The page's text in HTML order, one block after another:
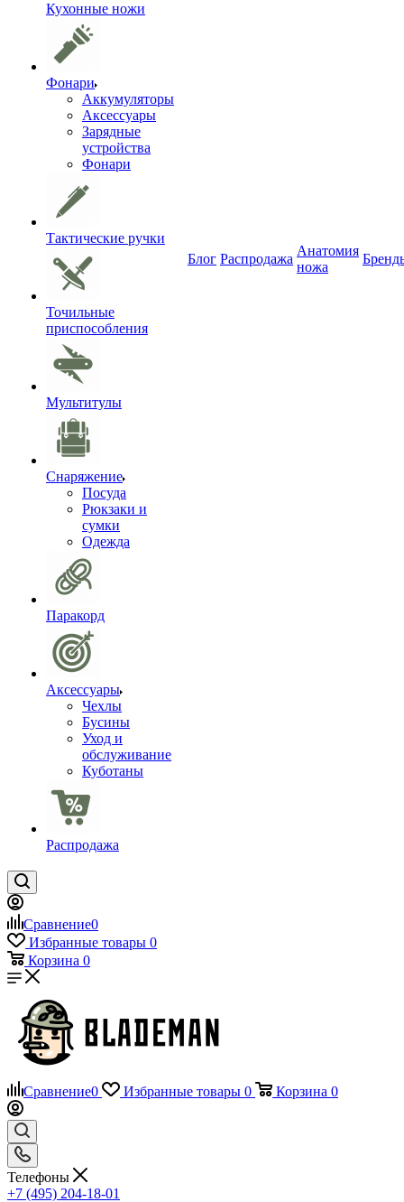
Кухонные ножи
Фонари
Аккумуляторы
Аксессуары
Зарядные
устройства
Фонари
Тактические ручки
Точильные
приспособления
Мультитулы
Снаряжение
Посуда
Рюкзаки и
сумки
Одежда
Паракорд
Аксессуары
Чехлы
Бусины
Уход и
обслуживание
Куботаны
Распродажа
Блог Распродажа
Анатомия
ножа
Сравнение0
Избранные товары 0
Корзина 0
Сравнение0 Избранные товары 0 Корзина 0
Телефоны
+7 (495) 204-18-01